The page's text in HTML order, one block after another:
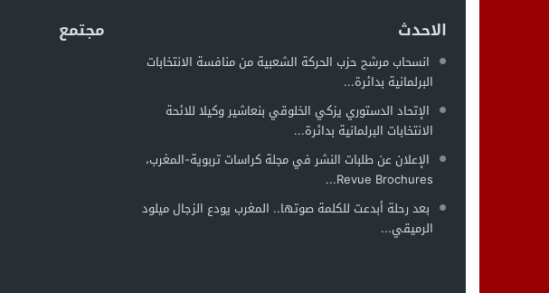
الاحدث
انسحاب مرشح حزب الحركة الشعبية من منافسة الانتخابات
البرلمانية بدائرة...
الإتحاد الدستوري يزكي الخلوقي بنعاشير وكيلا للائحة
الانتخابات البرلمانية بدائرة...
الإعلان عن طلبات النشر في مجلة كراسات تربوية-المغرب،
Revue Brochures...
بعد رحلة أبدعت للكلمة صوتها.. المغرب يودع الزجال ميلود
الرميقي...
مجتمع